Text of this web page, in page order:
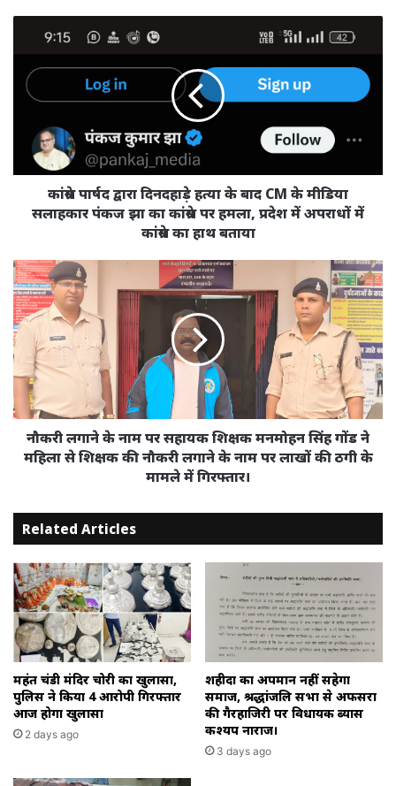
दिनदहाड़े
हत्या
के
सलाहकार
का
कांग्रेस
पर
हमला,
प्रदेश
में
अपराधों
में
कांग्रेस
हाथ
कांग्रेस पार्षद द्वारा दिनदहाड़े हत्या के बाद CM के मीडिया
सलाहकार पंकज झा का कांग्रेस पर हमला, प्रदेश में अपराधों में
कांग्रेस का हाथ बताया
नौकरी
लगाने
के
नाम
पर
सहायक
शिक्षक
मनमोहन
सिंह
गोंड
की
नौकरी
लगाने
के
नाम
पर
लाखों
की
ठगी
के
मामले
में
नौकरी लगाने के नाम पर सहायक शिक्षक मनमोहन सिंह गोंड ने
महिला से शिक्षक की नौकरी लगाने के नाम पर लाखों की ठगी के
मामले में गिरफ्तार।
Related Articles
महंत चंडी मंदिर चोरी का खुलासा,
पुलिस ने किया 4 आरोपी गिरफ्तार
आज होगा खुलासा
2 days ago
शहीदों का अपमान नहीं सहेगा
समाज, श्रद्धांजलि सभा से अफसरों
की गैरहाजिरी पर विधायक ब्यास
कश्यप नाराज।
3 days ago